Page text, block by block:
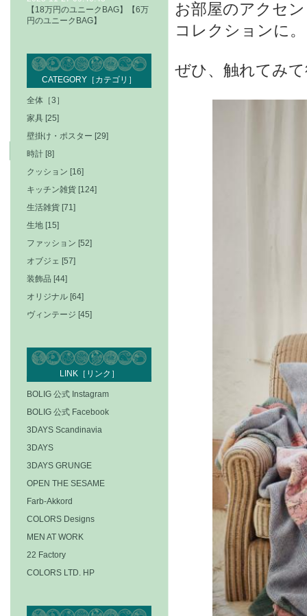
お部屋のアクセ
コレクションに。
ぜひ、触れてみ
【18万円のユニークBAG】【6万
円のユニークBAG】
CATEGORY［カテゴリ］
全体［3］
家具 [25]
壁掛け・ポスター [29]
時計 [8]
クッション [16]
キッチン雑貨 [124]
生活雑貨 [71]
生地 [15]
ファッション [52]
オブジェ [57]
装飾品 [44]
オリジナル [64]
ヴィンテージ [45]
LINK［リンク］
BOLIG 公式 Instagram
BOLIG 公式 Facebook
3DAYS Scandinavia
3DAYS
3DAYS GRUNGE
OPEN THE SESAME
Farb-Akkord
COLORS Designs
MEN AT WORK
22 Factory
COLORS LTD. HP